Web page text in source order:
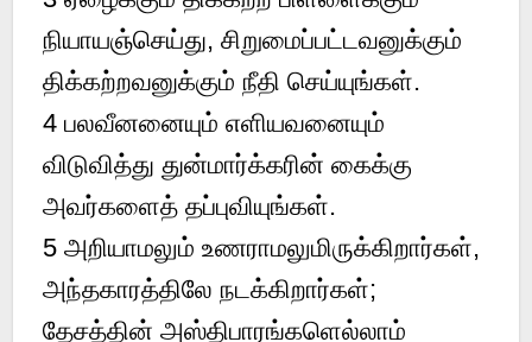
நியாயஞ்செய்து, சிறுமைப்பட்டவனுக்கும்
திக்கற்றவனுக்கும் நீதி செய்யுங்கள்.
4பலவீனனையும் எளியவனையும்
விடுவித்து துன்மார்க்கரின் கைக்கு
அவர்களைத் தப்புவியுங்கள்.
5அறியாமலும் உணராமலுமிருக்கிறார்கள்,
அந்தகாரத்திலே நடக்கிறார்கள்;
தேசத்தின் அஸ்திபாரங்களெல்லாம்